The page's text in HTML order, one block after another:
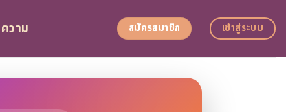
วาม สมัครสมาชิก เข้าสู่ระบบ